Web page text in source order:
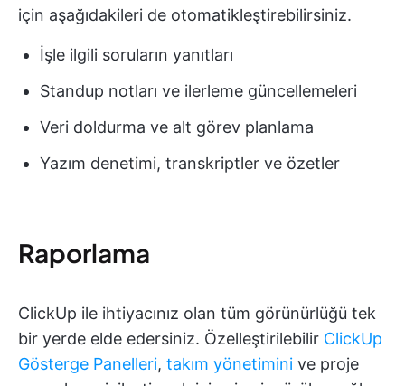
için aşağıdakileri de otomatikleştirebilirsiniz.
İşle ilgili soruların yanıtları
Standup notları ve ilerleme güncellemeleri
Veri doldurma ve alt görev planlama
Yazım denetimi, transkriptler ve özetler
Raporlama
ClickUp ile ihtiyacınız olan tüm görünürlüğü tek
bir yerde elde edersiniz. Özelleştirilebilir ClickUp
Gösterge Panelleri, takım yönetimini ve proje